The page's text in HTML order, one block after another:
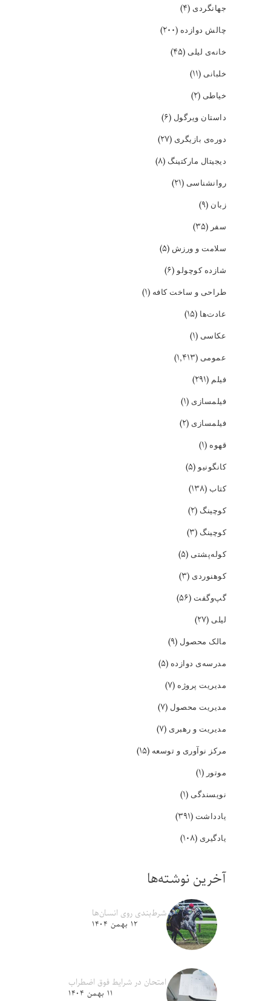
جهانگردی (۴)
چالش دوازده (۲۰۰)
خانه‌ی لیلی (۴۵)
خلبانی (۱۱)
خیاطی (۲)
داستان ویرگول (۶)
دوره‌ی بازیگری (۲۷)
دیجیتال مارکتینگ (۸)
روانشناسی (۲۱)
زبان (۹)
سفر (۳۵)
سلامت و ورزش (۵)
شازده کوچولو(۶)
طراحی و ساخت کافه (۱)
عادت‌ها (۱۵)
عکاسی (۱)
عمومی (۱,۴۱۳)
فیلم (۲۹۱)
فیلمسازی (۱)
فیلمسازی (۲)
قهوه (۱)
کانگونیو(۵)
کتاب (۱۳۸)
کوچینگ (۲)
کوچینگ (۳)
کوله‌پشتی (۵)
کوهنوردی (۳)
گپ‌و‌گفت (۵۶)
لیلی (۲۷)
مالک محصول (۹)
مدرسه‌ی دوازده (۵)
مدیریت پروژه (۷)
مدیریت محصول (۷)
مدیریت و رهبری (۷)
مرکز نوآوری و توسعه (۱۵)
موتور (۱)
نویسندگی (۱)
یادداشت (۳۹۱)
یادگیری (۱۰۸)
آخرین نوشته‌ها
شرط‌بندی روی انسان‌ها
۱۲ بهمن ۱۴۰۴
امتحان در شرایط فوق اضطراب
۱۱ بهمن ۱۴۰۴